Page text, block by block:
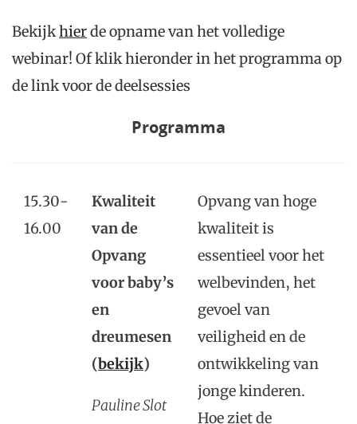
Bekijkhierde opname van het volledige
webinar! Of klik hieronder in het programma op
de link voor de deelsessies
Programma
15.30-
16.00
Kwaliteit
van de
Opvang
voor baby’s
en
dreumesen
(bekijk)
Pauline Slot
Opvang van hoge
kwaliteit is
essentieel voor het
welbevinden, het
gevoel van
veiligheid en de
ontwikkeling van
jonge kinderen.
Hoe ziet de